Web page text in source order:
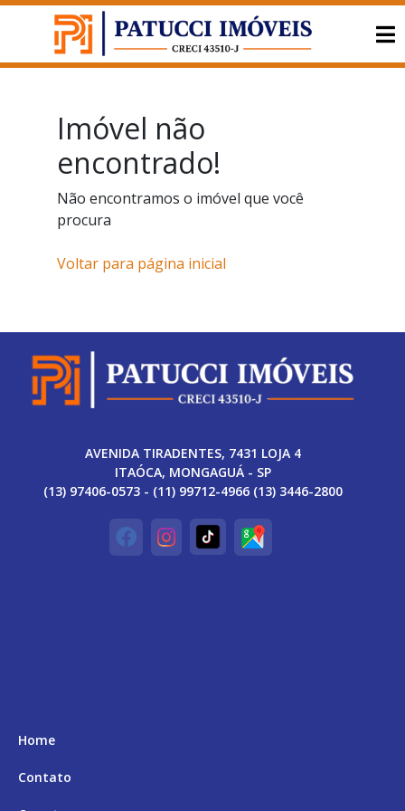
Imóvel não
encontrado!
Não encontramos o imóvel que você
procura
Voltar para página inicial
AVENIDA TIRADENTES, 7431 LOJA 4
ITAÓCA, MONGAGUÁ - SP
(13) 97406-0573 - (11) 99712-4966 (13) 3446-2800
Home
Contato